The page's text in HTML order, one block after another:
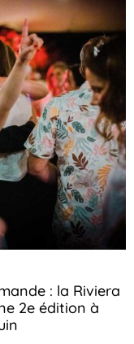
: la Riviera
2e édition à